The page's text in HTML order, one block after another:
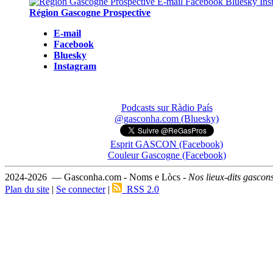
Région Gascogne Prospective
E-mail
Facebook
Bluesky
Instagram
Podcasts sur Ràdio País
@gasconha.com (Bluesky)
Esprit GASCON (Facebook)
Couleur Gascogne (Facebook)
2024-2026 — Gasconha.com - Noms e Lòcs - Nos lieux-dits
Plan du site | Se connecter| RSS 2.0